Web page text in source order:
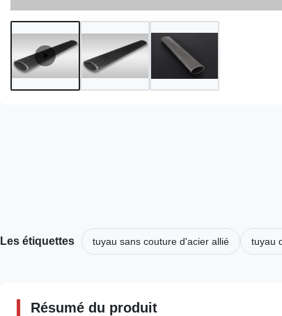
Les étiquettes tuyau sans couture d'acier allié tuyau
Résumé du produit